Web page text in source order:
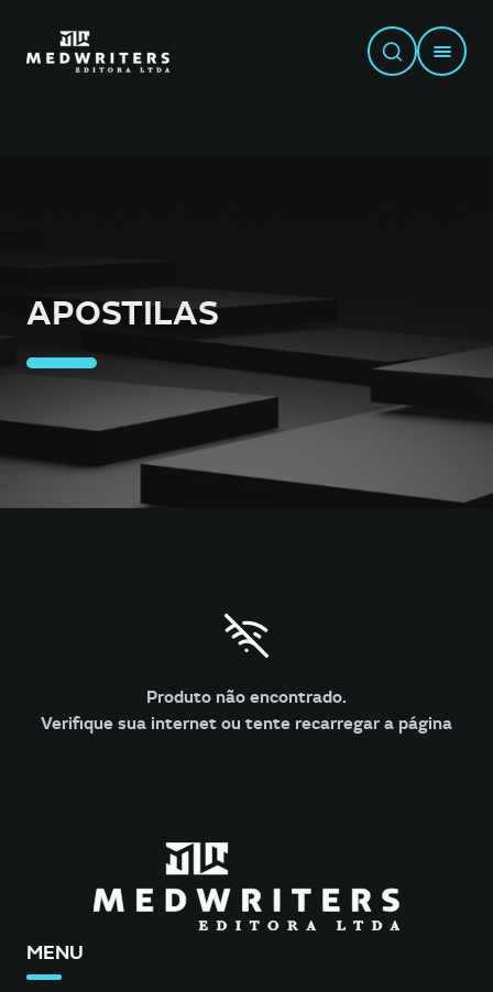
APOSTILAS
Produto não encontrado.
Verifique sua internet ou tente recarregar a página
MENU